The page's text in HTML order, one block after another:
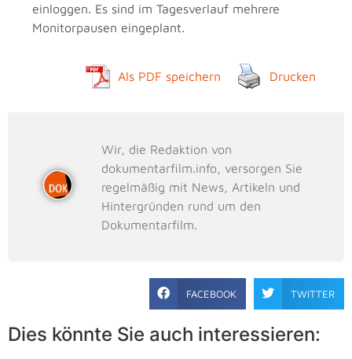
einloggen. Es sind im Tagesverlauf mehrere
Monitorpausen eingeplant.
Als PDF speichern Drucken
Wir, die Redaktion von
dokumentarfilm.info, versorgen Sie
regelmäßig mit News, Artikeln und
Hintergründen rund um den
Dokumentarfilm.
FACEBOOK TWITTER
Dies könnte Sie auch interessieren: